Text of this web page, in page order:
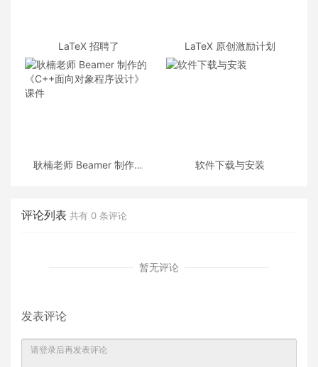
LaTeX 招聘了 LaTeX 原创激励计划
耿楠老师 Beamer 制作的
软件下载与安装
评论列表 共有 0 条评论
暂无评论
发表评论